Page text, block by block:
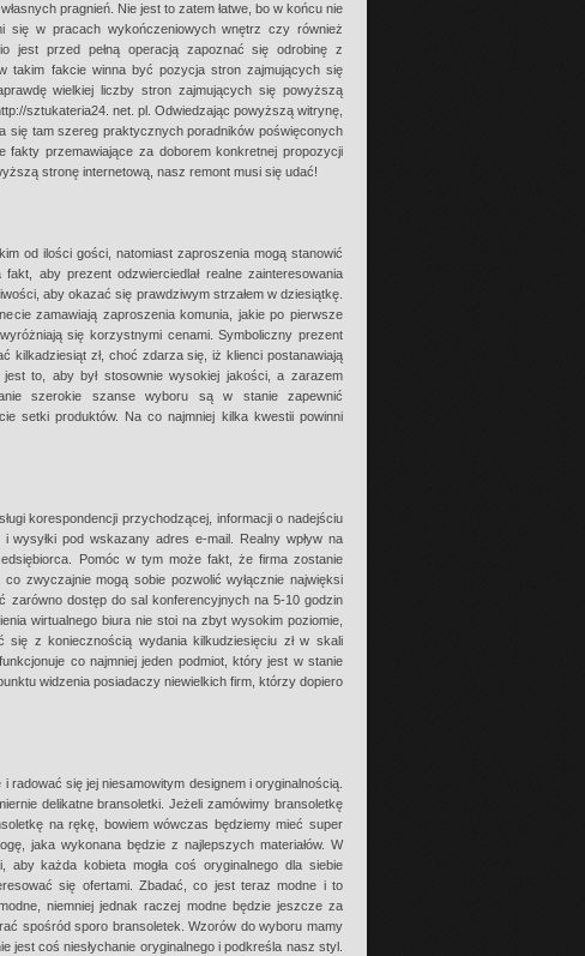
pragnień. Nie jest to zatem łatwe, bo w końcu nie
się w pracach wykończeniowych wnętrz czy również
jest przed pełną operacją zapoznać się odrobinę z
takim fakcie winna być pozycja stron zajmujących się
wielkiej liczby stron zajmujących się powyższą
sztukateria24. net. pl. Odwiedzając powyższą witrynę,
się tam szereg praktycznych poradników poświęconych
przemawiające za doborem konkretnej propozycji
stronę internetową, nasz remont musi się udać!
od ilości gości, natomiast zaproszenia mogą stanowić
aby prezent odzwierciedlał realne zainteresowania
aby okazać się prawdziwym strzałem w dziesiątkę.
zamawiają zaproszenia komunia, jakie po pierwsze
się korzystnymi cenami. Symboliczny prezent
kilkadziesiąt zł, choć zdarza się, iż klienci postanawiają
to, aby był stosownie wysokiej jakości, a zarazem
szerokie szanse wyboru są w stanie zapewnić
setki produktów. Na co najmniej kilka kwestii powinni
korespondencji przychodzącej, informacji o nadejściu
wysyłki pod wskazany adres e-mail. Realny wpływ na
Pomóc w tym może fakt, że firma zostanie
zwyczajnie mogą sobie pozwolić wyłącznie najwięksi
zarówno dostęp do sal konferencyjnych na 5-10 godzin
wirtualnego biura nie stoi na zbyt wysokim poziomie,
się z koniecznością wydania kilkudziesięciu zł w skali
co najmniej jeden podmiot, który jest w stanie
widzenia posiadaczy niewielkich firm, którzy dopiero
się jej niesamowitym designem i oryginalnością.
delikatne bransoletki. Jeżeli zamówimy bransoletkę
na rękę, bowiem wówczas będziemy mieć super
jaka wykonana będzie z najlepszych materiałów. W
aby każda kobieta mogła coś oryginalnego dla siebie
się ofertami. Zbadać, co jest teraz modne i to
niemniej jednak raczej modne będzie jeszcze za
spośród sporo bransoletek. Wzorów do wyboru mamy
jest coś niesłychanie oryginalnego i podkreśla nasz styl.